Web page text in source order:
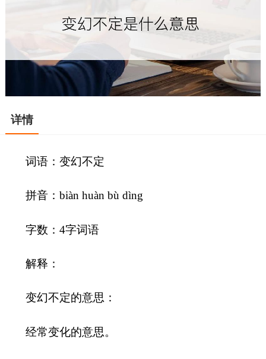
详情
词语：变幻不定
拼音：biàn huàn bù dìng
字数：4字词语
解释：
变幻不定的意思：
经常变化的意思。